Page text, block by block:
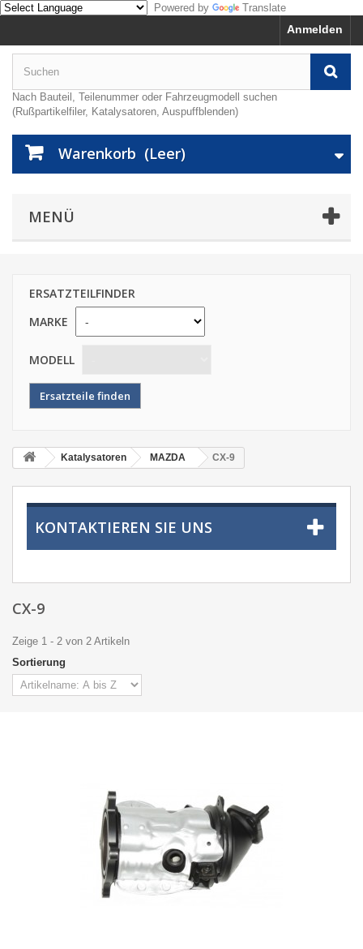
Powered by Translate
Anmelden
Nach Bauteil, Teilenummer oder Fahrzeugmodell suchen
(Rußpartikelfiler, Katalysatoren, Auspuffblenden)
Warenkorb (Leer)
MENÜ
ERSATZTEILFINDER
MARKE
MODELL
Katalysatoren MAZDA CX-9
KONTAKTIEREN SIE UNS
CX-9
Zeige 1 - 2 von 2 Artikeln
Sortierung